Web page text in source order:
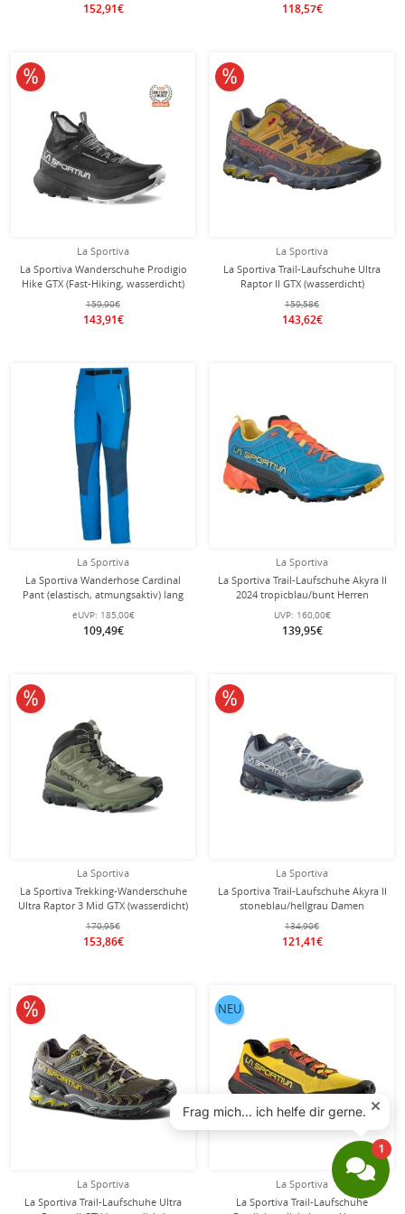
152,91€ 118,57€
La Sportiva
La Sportiva Wanderschuhe Prodigio
Hike GTX (Fast-Hiking, wasserdicht)
schwarz/grau Herren
159,90€
143,91€
10% reduziert
La Sportiva
La Sportiva Trail-Laufschuhe Ultra
Raptor II GTX (wasserdicht)
savannagelb/nachtblau Herren
159,58€
143,62€
10% reduziert
La Sportiva
La Sportiva Wanderhose Cardinal
Pant (elastisch, atmungsaktiv) lang
blau Herren
eUVP: 185,00€
109,49€
La Sportiva
La Sportiva Trail-Laufschuhe Akyra II
2024 tropicblau/bunt Herren
UVP: 160,00€
139,95€
La Sportiva
La Sportiva Trekking-Wanderschuhe
Ultra Raptor 3 Mid GTX (wasserdicht)
dunkelgrün/schwarz Herren
170,95€
153,86€
10% reduziert
La Sportiva
La Sportiva Trail-Laufschuhe Akyra II
stoneblau/hellgrau Damen
134,90€
121,41€
10% reduziert
La Sportiva
La Sportiva Trail-Laufschuhe Ultra
10% reduziert
La Sportiva
La Sportiva Trail-Laufschuhe
NEU